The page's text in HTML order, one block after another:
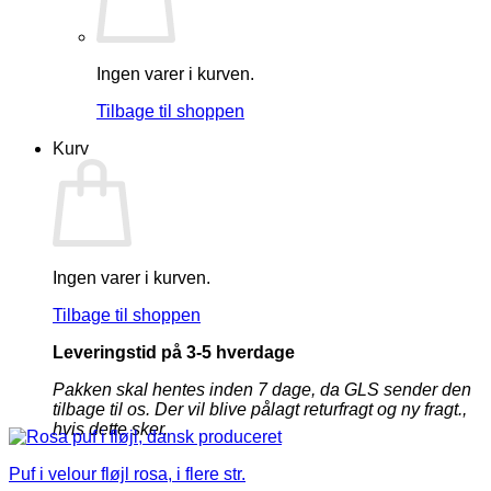
Ingen varer i kurven.
Tilbage til shoppen
Kurv
Ingen varer i kurven.
Tilbage til shoppen
Leveringstid på 3-5 hverdage
Pakken skal hentes inden 7 dage, da GLS sender den
tilbage til os. Der vil blive pålagt returfragt og ny fragt.,
hvis dette sker.
Puf i velour fløjl rosa, i flere str.